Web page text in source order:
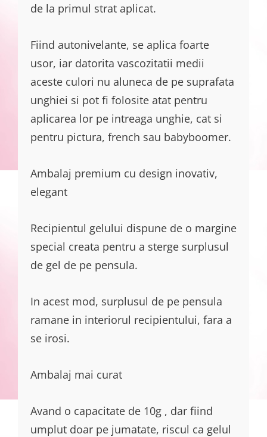
de la primul strat aplicat.
Fiind autonivelante, se aplica foarte
usor, iar datorita vascozitatii medii
aceste culori nu aluneca de pe suprafata
unghiei si pot fi folosite atat pentru
aplicarea lor pe intreaga unghie, cat si
pentru pictura, french sau babyboomer.
Ambalaj premium cu design inovativ,
elegant
Recipientul gelului dispune de o margine
special creata pentru a sterge surplusul
de gel de pe pensula.
In acest mod, surplusul de pe pensula
ramane in interiorul recipientului, fara a
se irosi.
Ambalaj mai curat
Avand o capacitate de 10g , dar fiind
umplut doar pe jumatate, riscul ca gelul